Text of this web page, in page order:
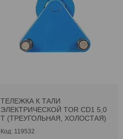
ТЕЛЕЖКА К ТАЛИ
ЭЛЕКТРИЧЕСКОЙ TOR CD1 5,0
Т (ТРЕУГОЛЬНАЯ, ХОЛОСТАЯ)
119532